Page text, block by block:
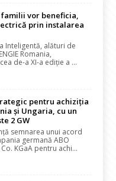
familii vor beneficia,
prin instalarea
Inteligentă, alături de
Romania,
de-a XI-a ediție a ...
pentru achiziția
și Ungaria, cu un
2 GW
semnarea unui acord
germană ABO
KGaA pentru achi...